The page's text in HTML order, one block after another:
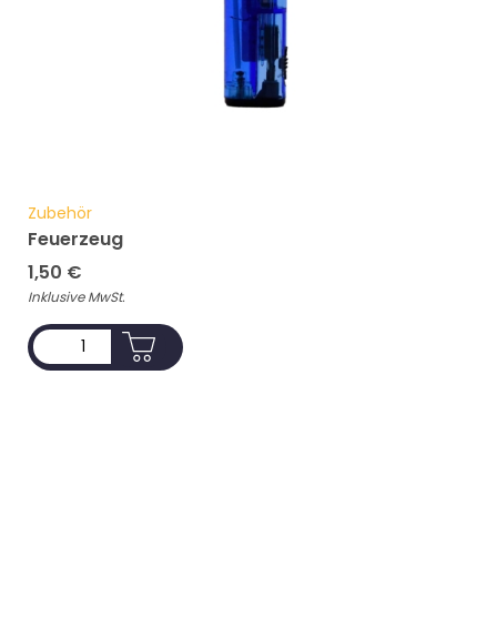
Zubehör
Feuerzeug
1,50 €
Inklusive MwSt.